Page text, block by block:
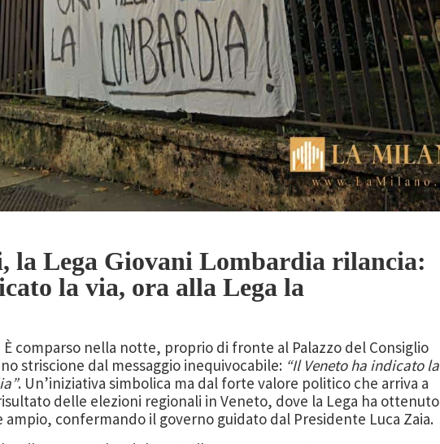
la Lega Giovani Lombardia rilancia:
la via, ora alla Lega la
È comparso nella notte, proprio di fronte al Palazzo del Consiglio
striscione dal messaggio inequivocabile: “Il Veneto ha indicato la
. Un’iniziativa simbolica ma dal forte valore politico che arriva a
delle elezioni regionali in Veneto, dove la Lega ha ottenuto
confermando il governo guidato dal Presidente Luca Zaia.